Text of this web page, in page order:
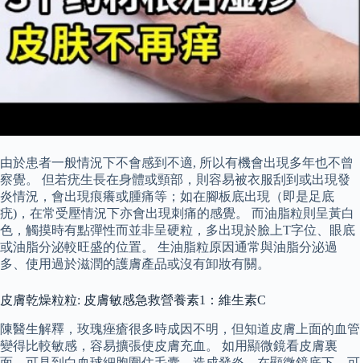
由於患者一般情況下不會感到不適, 所以有機會出現多年也不曾
察覺。 但若疣生長在身體或頸部，則容易被衣服刮到或出現發
炎情況，會出現痕癢或腫痛等；如在腳板底出現（即是足底
疣)，在常受壓情況下亦會出現刺痛的感覺。 而油脂粒則呈黃白
色，觸摸時有點彈性而並非呈硬粒，多出現於臉上T字位、眼底
或油脂分泌較旺盛的位置。 生油脂粒原因通常與油脂分泌過
多、使用過於滋潤的護膚產品或沒有卸妝有關。
皮膚乾燥粒粒: 皮膚敏感急救營養素1：維生素C
陳醫生解釋，玫瑰痤瘡很多時成因不明，但知道皮膚上面的血管
變得比較敏感，容易擴張使皮膚充血。 如用顯微鏡看皮膚裏